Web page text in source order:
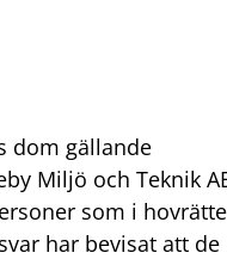
dom gällande
Miljö och Teknik
som i
har bevisat att de